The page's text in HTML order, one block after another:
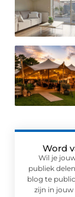
Word
Wil je
publiek
blog te
zijn in